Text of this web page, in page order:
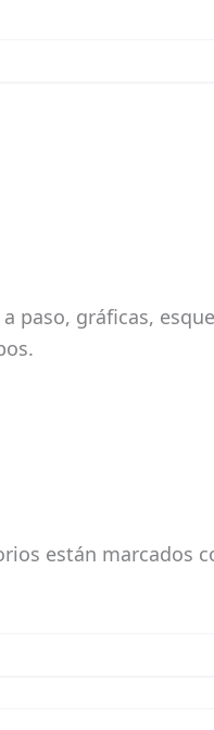
paso, gráficas,
están marcados